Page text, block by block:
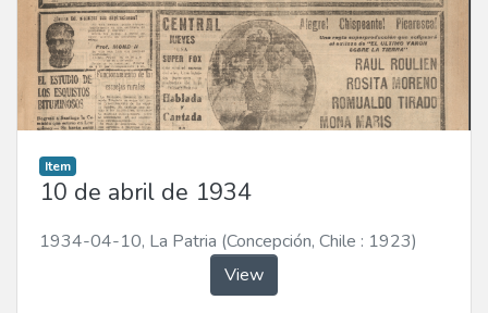
Item
10 de abril de 1934
1934-04-10, La Patria (Concepción, Chile : 1923)
View